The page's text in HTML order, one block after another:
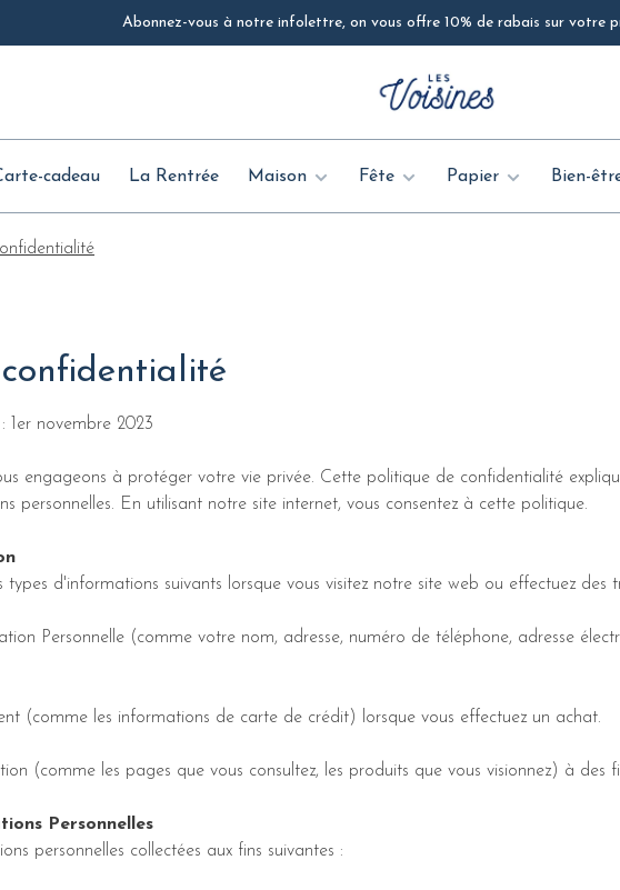
Abonnez-vous à notre infolettre, on vous offre 10% de rabais sur votre
cadeau La Rentrée Maison Fête Papier Bien-
1er novembre 2023
engageons à protéger votre vie privée. Cette politique de confidentialité
personnelles. En utilisant notre site internet, vous consentez à cette politique.
types d'informations suivants lorsque vous visitez notre site web ou effectuez des
Personnelle (comme votre nom, adresse, numéro de téléphone, adresse
(comme les informations de carte de crédit) lorsque vous effectuez un achat.
(comme les pages que vous consultez, les produits que vous visionnez) à
Personnelles
personnelles collectées aux fins suivantes :